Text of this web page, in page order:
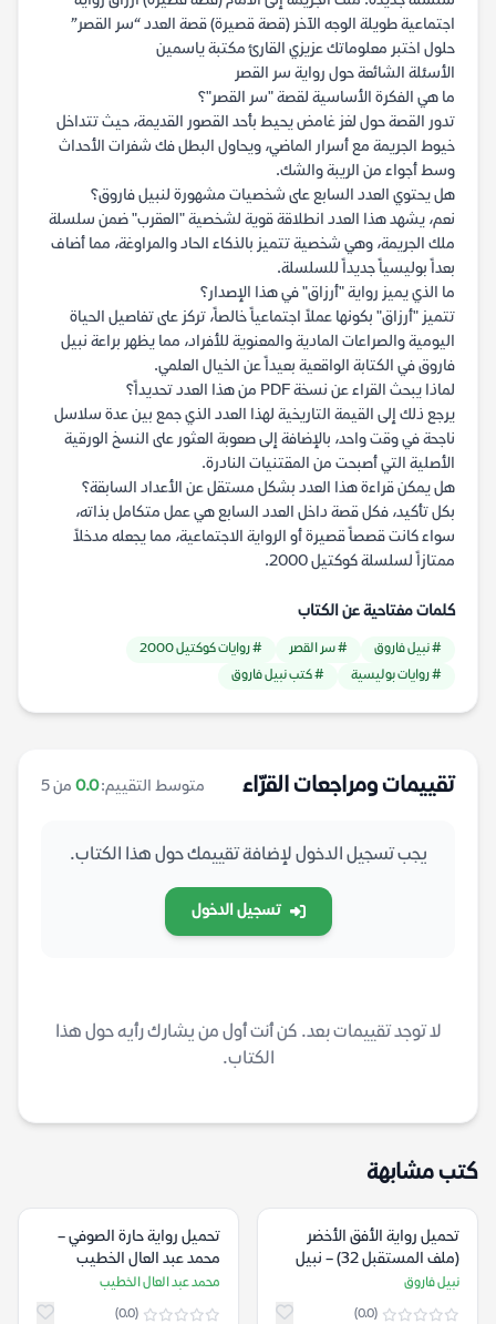
اجتماعية طويلة الوجه الآخر (قصة قصيرة) قصة العدد “سر القصر”
حلول اختبر معلوماتك عزيزي القارئ مكتبة ياسمين
الأسئلة الشائعة حول رواية سر القصر
ما هي الفكرة الأساسية لقصة "سر القصر"؟
تدور القصة حول لغز غامض يحيط بأحد القصور القديمة، حيث تتداخل
خيوط الجريمة مع أسرار الماضي، ويحاول البطل فك شفرات الأحداث
وسط أجواء من الريبة والشك.
هل يحتوي العدد السابع على شخصيات مشهورة لنبيل فاروق؟
نعم، يشهد هذا العدد انطلاقة قوية لشخصية "العقرب" ضمن سلسلة
ملك الجريمة، وهي شخصية تتميز بالذكاء الحاد والمراوغة، مما أضاف
بعداً بوليسياً جديداً للسلسلة.
ما الذي يميز رواية "أرزاق" في هذا الإصدار؟
تتميز "أرزاق" بكونها عملاً اجتماعياً خالصاً، تركز على تفاصيل الحياة
اليومية والصراعات المادية والمعنوية للأفراد، مما يظهر براعة نبيل
فاروق في الكتابة الواقعية بعيداً عن الخيال العلمي.
لماذا يبحث القراء عن نسخة PDF من هذا العدد تحديداً؟
يرجع ذلك إلى القيمة التاريخية لهذا العدد الذي جمع بين عدة سلاسل
ناجحة في وقت واحد، بالإضافة إلى صعوبة العثور على النسخ الورقية
الأصلية التي أصبحت من المقتنيات النادرة.
هل يمكن قراءة هذا العدد بشكل مستقل عن الأعداد السابقة؟
بكل تأكيد، فكل قصة داخل العدد السابع هي عمل متكامل بذاته،
سواء كانت قصصاً قصيرة أو الرواية الاجتماعية، مما يجعله مدخلاً
ممتازاً لسلسلة كوكتيل 2000.
كلمات مفتاحية عن الكتاب
# نبيل فاروق # سر القصر
# روايات كوكتيل 2000
# روايات بوليسية
# كتب نبيل فاروق
تقييمات ومراجعات القرّاء متوسط التقييم:0.0 من 5
يجب تسجيل الدخول لإضافة تقييمك حول هذا الكتاب.
تسجيل الدخول
لا توجد تقييمات بعد. كن أنت أول من يشارك رأيه حول هذا
الكتاب.
كتب مشابهة
تحميل رواية الأفق الأخضر
(ملف المستقبل 32) – نبيل
فاروق
نبيل فاروق
(0.0)
تحميل رواية حارة الصوفي –
محمد عبد العال الخطيب
محمد عبد العال الخطيب
(0.0)